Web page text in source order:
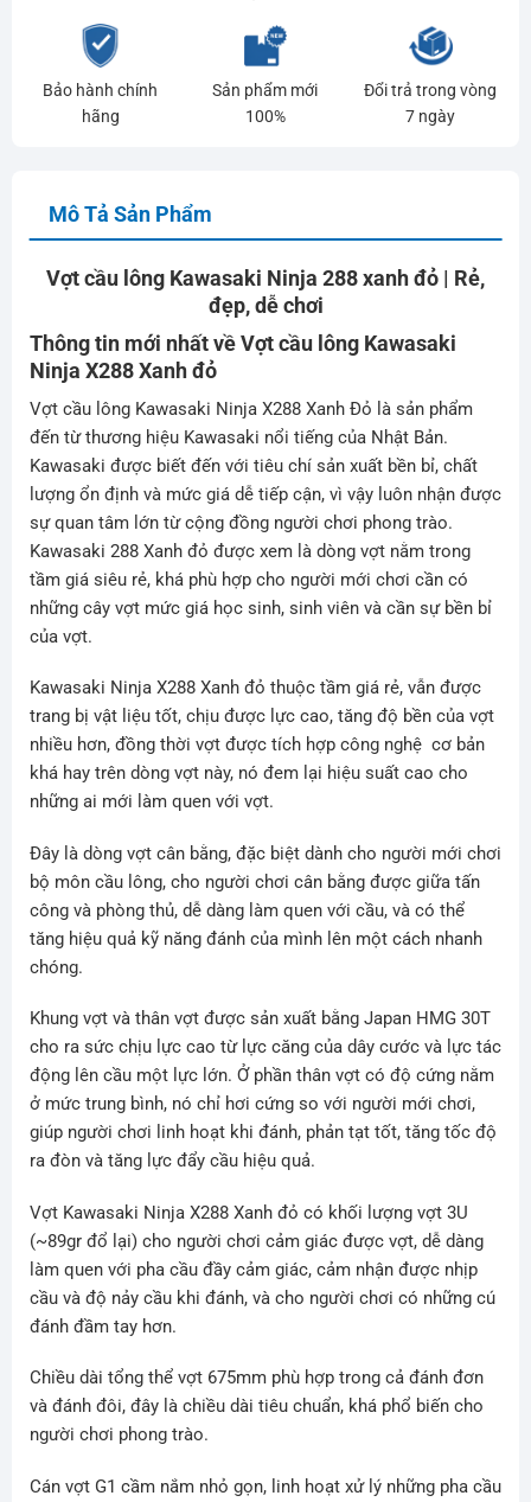
Bảo hành chính
hãng
Sản phẩm mới
100%
Đổi trả trong vòng
7 ngày
Mô Tả Sản Phẩm
Vợt cầu lông Kawasaki Ninja 288 xanh đỏ | Rẻ,
đẹp, dễ chơi
Thông tin mới nhất về Vợt cầu lông Kawasaki
Ninja X288 Xanh đỏ
Vợt cầu lông Kawasaki Ninja X288 Xanh Đỏ là sản phẩm
đến từ thương hiệu Kawasaki nổi tiếng của Nhật Bản.
Kawasaki được biết đến với tiêu chí sản xuất bền bỉ, chất
lượng ổn định và mức giá dễ tiếp cận, vì vậy luôn nhận được
sự quan tâm lớn từ cộng đồng người chơi phong trào.
Kawasaki 288 Xanh đỏ được xem là dòng vợt nằm trong
tầm giá siêu rẻ, khá phù hợp cho người mới chơi cần có
những cây vợt mức giá học sinh, sinh viên và cần sự bền bỉ
của vợt.
Kawasaki Ninja X288 Xanh đỏ thuộc tầm giá rẻ, vẫn được
trang bị vật liệu tốt, chịu được lực cao, tăng độ bền của vợt
nhiều hơn, đồng thời vợt được tích hợp công nghệ cơ bản
khá hay trên dòng vợt này, nó đem lại hiệu suất cao cho
những ai mới làm quen với vợt.
Đây là dòng vợt cân bằng, đặc biệt dành cho người mới chơi
bộ môn cầu lông, cho người chơi cân bằng được giữa tấn
công và phòng thủ, dễ dàng làm quen với cầu, và có thể
tăng hiệu quả kỹ năng đánh của mình lên một cách nhanh
chóng.
Khung vợt và thân vợt được sản xuất bằng Japan HMG 30T
cho ra sức chịu lực cao từ lực căng của dây cước và lực tác
động lên cầu một lực lớn. Ở phần thân vợt có độ cứng nằm
ở mức trung bình, nó chỉ hơi cứng so với người mới chơi,
giúp người chơi linh hoạt khi đánh, phản tạt tốt, tăng tốc độ
ra đòn và tăng lực đẩy cầu hiệu quả.
Vợt Kawasaki Ninja X288 Xanh đỏ có khối lượng vợt 3U
(~89gr đổ lại) cho người chơi cảm giác được vợt, dễ dàng
làm quen với pha cầu đầy cảm giác, cảm nhận được nhịp
cầu và độ nảy cầu khi đánh, và cho người chơi có những cú
đánh đầm tay hơn.
Chiều dài tổng thể vợt 675mm phù hợp trong cả đánh đơn
và đánh đôi, đây là chiều dài tiêu chuẩn, khá phổ biến cho
người chơi phong trào.
Cán vợt G1 cầm nắm nhỏ gọn, linh hoạt xử lý những pha cầu